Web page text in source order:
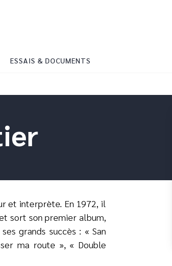
ESSAIS & DOCUMENTS
et interprète. En 1972, il
sort son premier album,
grands succès : « San
ma route », « Double